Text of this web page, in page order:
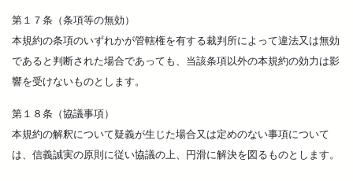
第１７条（条項等の無効）
本規約の条項のいずれかが管轄権を有する裁判所によって違法又は無効
であると判断された場合であっても、当該条項以外の本規約の効力は影
響を受けないものとします。
第１８条（協議事項）
本規約の解釈について疑義が生じた場合又は定めのない事項について
は、信義誠実の原則に従い協議の上、円滑に解決を図るものとします。